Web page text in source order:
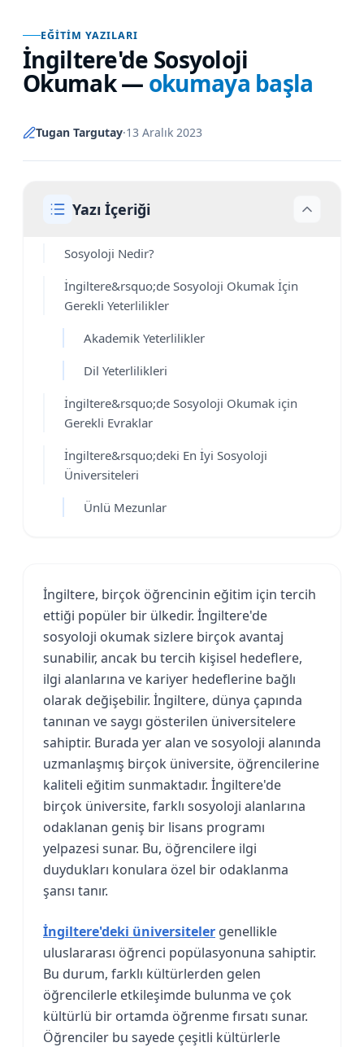
EĞITIM YAZILARI
İngiltere'de Sosyoloji
Okumak— okumaya başla
Tugan Targutay·13 Aralık 2023
Yazı İçeriği
Sosyoloji Nedir?
İngiltere&rsquo;de Sosyoloji Okumak İçin
Gerekli Yeterlilikler
Akademik Yeterlilikler
Dil Yeterlilikleri
İngiltere&rsquo;de Sosyoloji Okumak için
Gerekli Evraklar
İngiltere&rsquo;deki En İyi Sosyoloji
Üniversiteleri
Ünlü Mezunlar
İngiltere, birçok öğrencinin eğitim için tercih
ettiği popüler bir ülkedir. İngiltere'de
sosyoloji okumak sizlere birçok avantaj
sunabilir, ancak bu tercih kişisel hedeflere,
ilgi alanlarına ve kariyer hedeflerine bağlı
olarak değişebilir. İngiltere, dünya çapında
tanınan ve saygı gösterilen üniversitelere
sahiptir. Burada yer alan ve sosyoloji alanında
uzmanlaşmış birçok üniversite, öğrencilerine
kaliteli eğitim sunmaktadır. İngiltere'de
birçok üniversite, farklı sosyoloji alanlarına
odaklanan geniş bir lisans programı
yelpazesi sunar. Bu, öğrencilere ilgi
duydukları konulara özel bir odaklanma
şansı tanır.
İngiltere'deki üniversiteler genellikle
uluslararası öğrenci popülasyonuna sahiptir.
Bu durum, farklı kültürlerden gelen
öğrencilerle etkileşimde bulunma ve çok
kültürlü bir ortamda öğrenme fırsatı sunar.
Öğrenciler bu sayede çeşitli kültürlerle